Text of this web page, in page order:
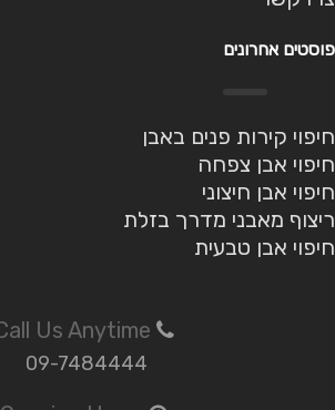
פוסטים אחרונים
חיפוי קירות פנים באבן
חיפוי אבן צפחה
חיפוי אבן חיצוני
ריצוף מאבני מדרך בזלת
חיפוי אבן טבעית
09-7484444